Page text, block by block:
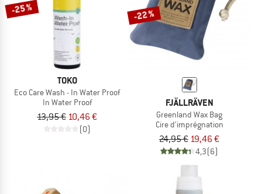
-25 %
TOKO
Eco Care Wash - In Water Proof
In Water Proof
13,95 € 10,46 €
(0)
-22 %
FJÄLLRÄVEN
Greenland Wax Bag
Cire d'imprégnation
24,95 € 19,46 €
4,3(6)